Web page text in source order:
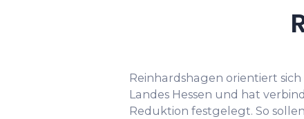
Reinhardshagen orientiert
Landes Hessen und hat
Reduktion festgelegt. So